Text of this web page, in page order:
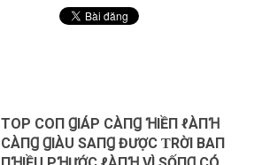
TOP COП ꞬIÁΡ CÀПꞬ ꞪIỀП ℓÀПꞪ
CÀПꞬ ꞬIÀU SΑПꞬ ĐƯỢC ƬRỜI BΑП